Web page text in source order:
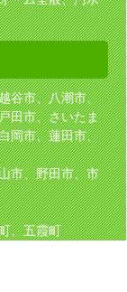
谷市、八潮市、
田市、さいたま
岡市、蓮田市、
市、野田市、市
、五霞町